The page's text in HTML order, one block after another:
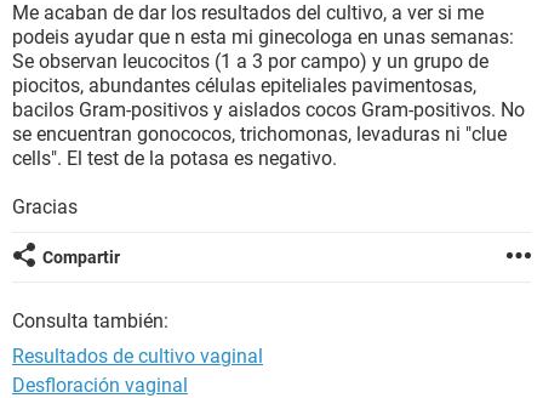
SEXUALIDAD
GLOSARIO
Me acaban de dar los resultados del cultivo, a ver si me
podeis ayudar que n esta mi ginecologa en unas semanas:
Se observan leucocitos (1 a 3 por campo) y un grupo de
piocitos, abundantes células epiteliales pavimentosas,
bacilos Gram-positivos y aislados cocos Gram-positivos. No
se encuentran gonococos, trichomonas, levaduras ni "clue
cells". El test de la potasa es negativo.
Gracias
Compartir
Consulta también:
Resultados de cultivo vaginal
Desfloración vaginal